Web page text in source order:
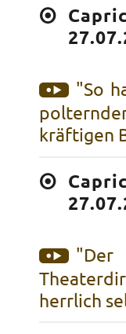
"So
kräftigen
herrlich